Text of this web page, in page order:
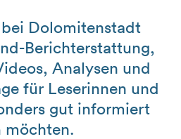
Dolomitenstadt
Berichterstattung,
Analysen und
für Leserinnen und
gut informiert
möchten.